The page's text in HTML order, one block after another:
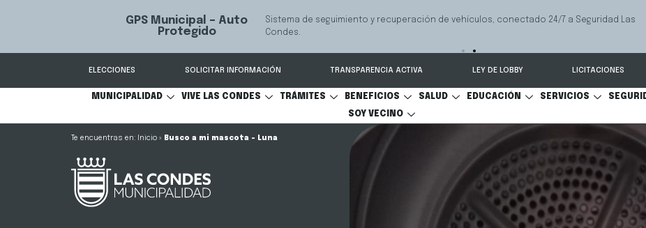
GPS Municipal – Auto
Protegido
Sistema de seguimiento y recuperación de vehículos, conectado 24/7 a Seguridad Las
Condes.
ELECCIONES SOLICITAR INFORMACIÓN TRANSPARENCIA ACTIVA LEY DE LOBBY LICITACIONES
MUNICIPALIDAD VIVE LAS CONDES TRÁMITES BENEFICIOS SALUD EDUCACIÓN SERVICIOS
SOY VECINO
Inicio » Busco a mi mascota – Luna